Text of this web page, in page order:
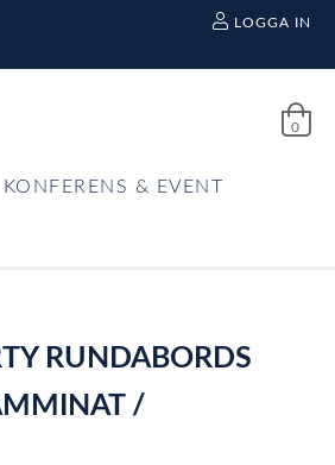
LOGGA IN
0
KONFERENS & EVENT
RUNDABORDS
/